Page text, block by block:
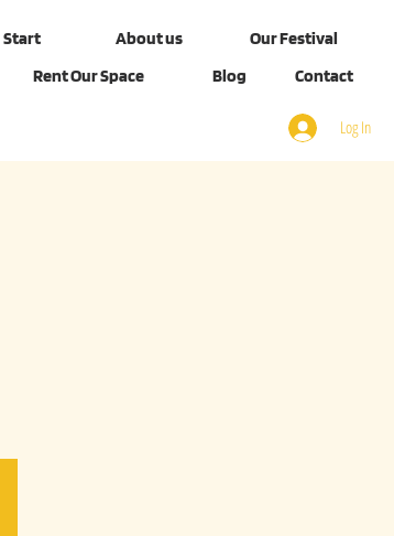
Blog
Rent Our Space
Our Festival
Start
About us
Contact
Log In